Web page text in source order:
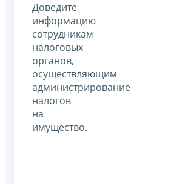
Доведите
информацию
сотрудникам
налоговых
органов,
осуществляющим
администрирование
налогов
на
имущество.